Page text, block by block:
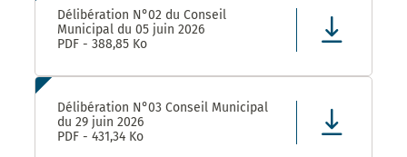
Délibération N°02 du Conseil
Municipal du 05 juin 2026
PDF - 388,85 Ko
Délibération N°03 Conseil Municipal
du 29 juin 2026
PDF - 431,34 Ko